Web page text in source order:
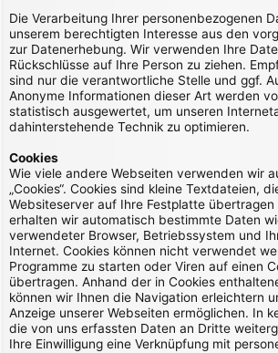
Die Verarbeitung Ihrer personenbezogenen
unserem berechtigten Interesse aus den
zur Datenerhebung. Wir verwenden Ihre
Rückschlüsse auf Ihre Person zu ziehen.
sind nur die verantwortliche Stelle und ggf.
Anonyme Informationen dieser Art werden
statistisch ausgewertet, um unseren
dahinterstehende Technik zu optimieren.
Cookies
Wie viele andere Webseiten verwenden wir
„Cookies“. Cookies sind kleine Textdateien,
Websiteserver auf Ihre Festplatte
erhalten wir automatisch bestimmte Daten
verwendeter Browser, Betriebssystem und
Internet. Cookies können nicht verwendet
Programme zu starten oder Viren auf einen
übertragen. Anhand der in Cookies
können wir Ihnen die Navigation erleichtern
Anzeige unserer Webseiten ermöglichen. In
die von uns erfassten Daten an Dritte
Ihre Einwilligung eine Verknüpfung mit